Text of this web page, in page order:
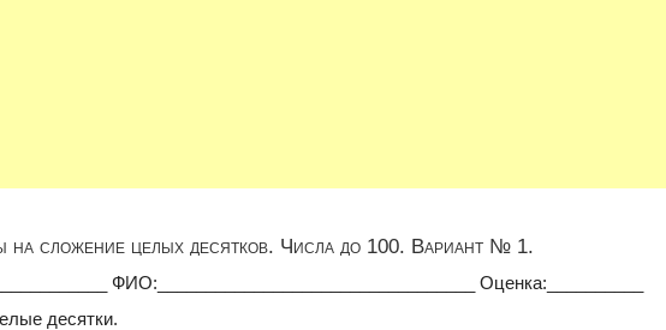
на сложение целых десятков. Числа до 100. Вариант № 1.
ФИО:_________________________________ Оценка:__________
десятки.